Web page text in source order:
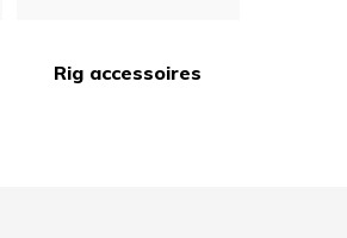
Rig accessoires